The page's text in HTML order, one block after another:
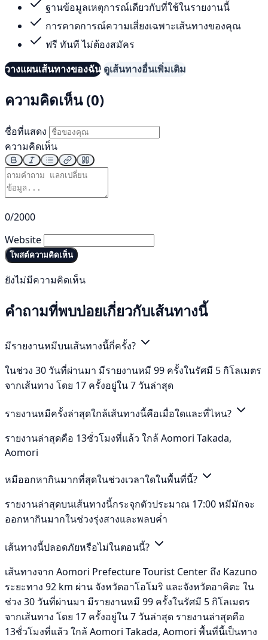
ฐานข้อมูลเหตุการณ์เดียวกับที่ใช้ในรายงานนี้
การคาดการณ์ความเสี่ยงเฉพาะเส้นทางของคุณ
ฟรี ทันที ไม่ต้องสมัคร
วางแผนเส้นทางของฉัน ดูเส้นทางอื่นเพิ่มเติม
ความคิดเห็น (0)
ชื่อที่แสดง
ความคิดเห็น
0/2000
Website
โพสต์ความคิดเห็น
ยังไม่มีความคิดเห็น
คำถามที่พบบ่อยเกี่ยวกับเส้นทางนี้
มีรายงานหมีบนเส้นทางนี้กี่ครั้ง?
ในช่วง 30 วันที่ผ่านมา มีรายงานหมี 99 ครั้งในรัศมี 5 กิโลเมตร
จากเส้นทาง โดย 17 ครั้งอยู่ใน 7 วันล่าสุด
รายงานหมีครั้งล่าสุดใกล้เส้นทางนี้คือเมื่อใดและที่ไหน?
รายงานล่าสุดคือ 13ชั่วโมงที่แล้ว ใกล้ Aomori Takada,
Aomori
หมีออกหากินมากที่สุดในช่วงเวลาใดในพื้นที่นี้?
รายงานล่าสุดบนเส้นทางนี้กระจุกตัวประมาณ 17:00 หมีมักจะ
ออกหากินมากในช่วงรุ่งสางและพลบค่ำ
เส้นทางนี้ปลอดภัยหรือไม่ในตอนนี้?
เส้นทางจาก Aomori Prefecture Tourist Center ถึง Kazuno
ระยะทาง 92 km ผ่าน จังหวัดอาโอโมริ และจังหวัดอาคิตะ ใน
ช่วง 30 วันที่ผ่านมา มีรายงานหมี 99 ครั้งในรัศมี 5 กิโลเมตร
จากเส้นทาง โดย 17 ครั้งอยู่ใน 7 วันล่าสุด รายงานล่าสุดคือ
13ชั่วโมงที่แล้ว ใกล้ Aomori Takada, Aomori พื้นที่นี้เป็นทาง